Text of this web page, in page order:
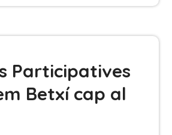
Participatives
Betxí cap al